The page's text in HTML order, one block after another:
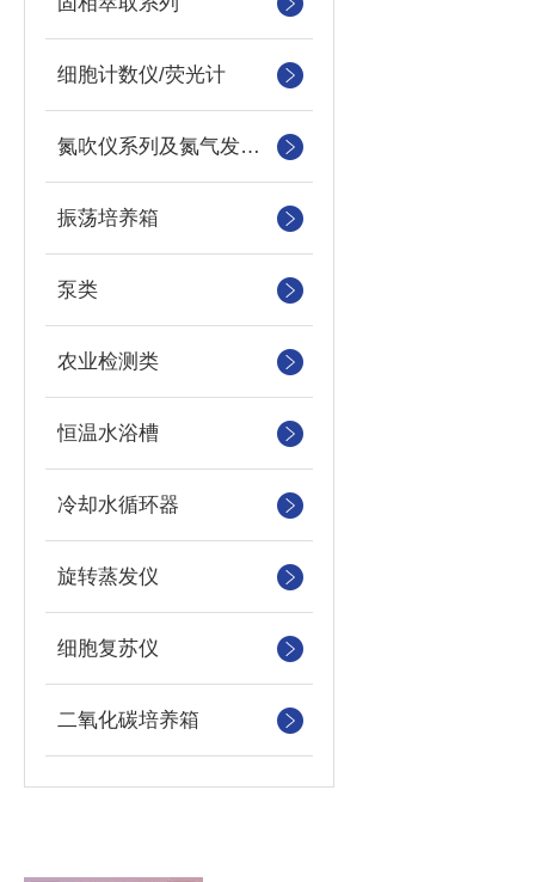
细胞计数仪/荧光计
氮吹仪系列及氮气发生器
振荡培养箱
泵类
农业检测类
恒温水浴槽
冷却水循环器
旋转蒸发仪
细胞复苏仪
二氧化碳培养箱